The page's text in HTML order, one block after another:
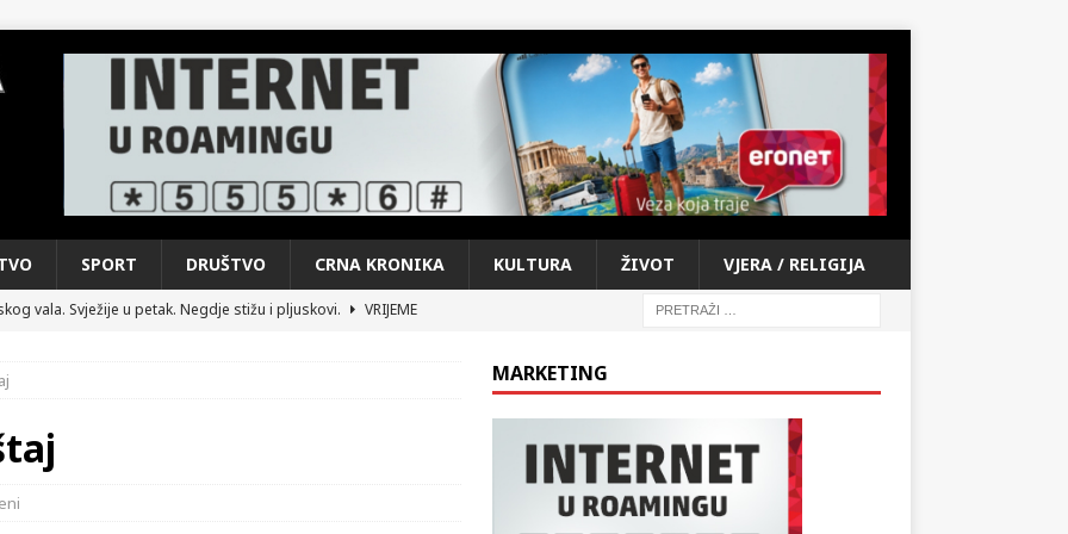
SPORT DRUŠTVO CRNA KRONIKA KULTURA ŽIVOT VJERA / RELIGIJA
vala. Svježije u petak. Negdje stižu i pljuskovi.
VRIJEME
RAT
Večer u kojoj Knin, iseljena i domovinska Hrvatska dišu
DOMOVINSKI RAT
iz sažetka dnevnih događaja za protekli vikend
MARKETING